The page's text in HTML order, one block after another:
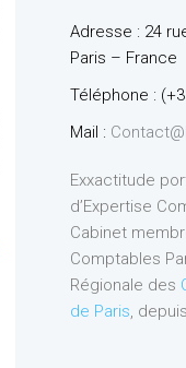
Adresse : 24
Paris – France
Téléphone :
Mail :
Exxactitude
d’Expertise
Cabinet
Comptables
Régionale des
de Paris,